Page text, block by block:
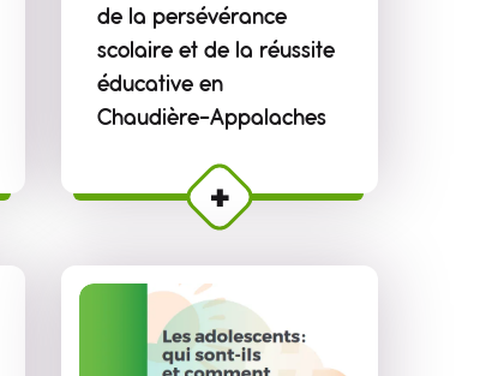
de la persévérance
scolaire et de la réussite
éducative en
Chaudière-Appalaches